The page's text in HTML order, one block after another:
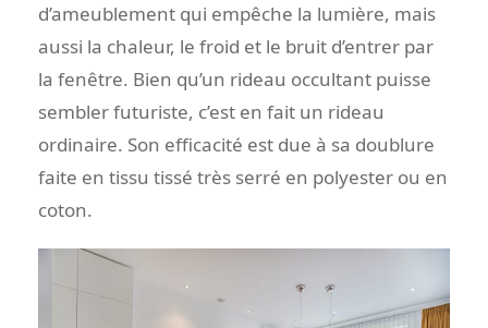
d’ameublement qui empêche la lumière, mais
aussi la chaleur, le froid et le bruit d’entrer par
la fenêtre. Bien qu’un rideau occultant puisse
sembler futuriste, c’est en fait un rideau
ordinaire. Son efficacité est due à sa doublure
faite en tissu tissé très serré en polyester ou en
coton.